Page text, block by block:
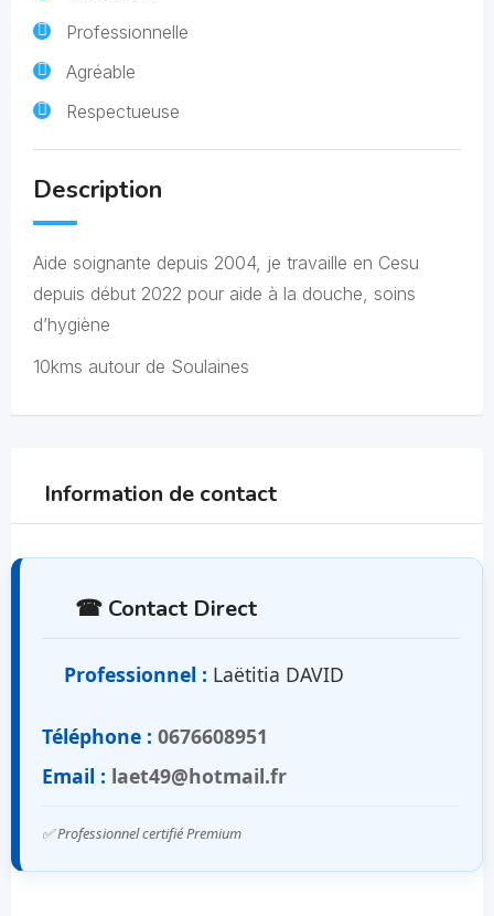
Professionnelle
Agréable
Respectueuse
Description
Aide soignante depuis 2004, je travaille en Cesu
depuis début 2022 pour aide à la douche, soins
d’hygiène
10kms autour de Soulaines
Information de contact
☎ Contact Direct
Professionnel : Laëtitia DAVID
Téléphone : 0676608951
Email : laet49@hotmail.fr
✅ Professionnel certifié Premium